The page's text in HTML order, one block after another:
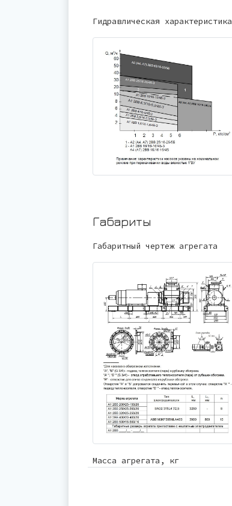
Гидравлическая характеристика
Габариты
Габаритный чертеж агрегата
Масса агрегата, кг